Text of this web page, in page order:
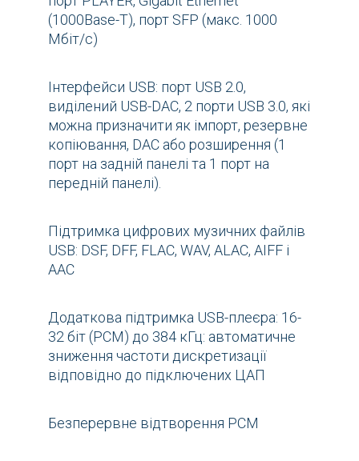
(1000Base-T), порт SFP (макс. 1000
Мбіт/с)
Інтерфейси USB: порт USB 2.0,
виділений USB-DAC, 2 порти USB 3.0, які
можна призначити як імпорт, резервне
копіювання, DAC або розширення (1
порт на задній панелі та 1 порт на
передній панелі).
Підтримка цифрових музичних файлів
USB: DSF, DFF, FLAC, WAV, ALAC, AIFF і
AAC
Додаткова підтримка USB-плеєра: 16-
32 біт (PCM) до 384 кГц: автоматичне
зниження частоти дискретизації
відповідно до підключених ЦАП
Безперервне відтворення PCM